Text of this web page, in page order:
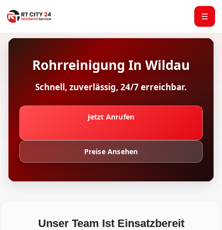
☰
Rohrreinigung In Wildau
Schnell, zuverlässig, 24/7 erreichbar.
Jetzt Anrufen
Preise Ansehen
Unser Team Ist Einsatzbereit